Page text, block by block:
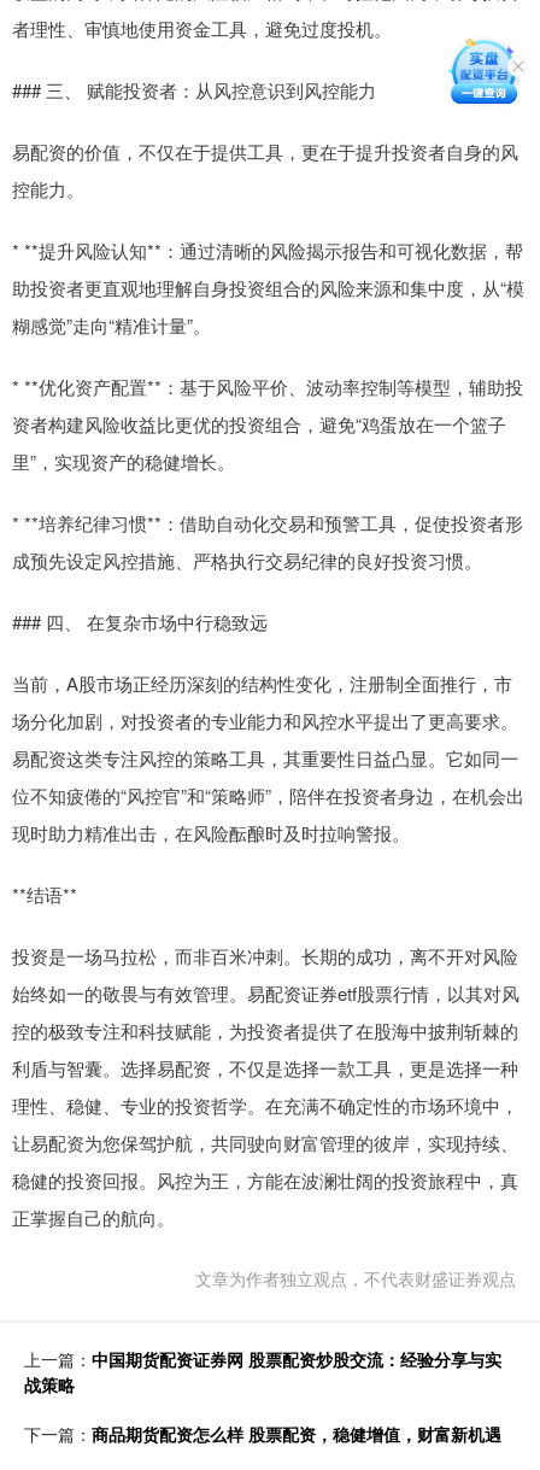
者理性、审慎地使用资金工具，避免过度投机。
### 三、 赋能投资者：从风控意识到风控能力
易配资的价值，不仅在于提供工具，更在于提升投资者自身的风
控能力。
* **提升风险认知**：通过清晰的风险揭示报告和可视化数据，帮
助投资者更直观地理解自身投资组合的风险来源和集中度，从“模
糊感觉”走向“精准计量”。
* **优化资产配置**：基于风险平价、波动率控制等模型，辅助投
资者构建风险收益比更优的投资组合，避免“鸡蛋放在一个篮子
里”，实现资产的稳健增长。
* **培养纪律习惯**：借助自动化交易和预警工具，促使投资者形
成预先设定风控措施、严格执行交易纪律的良好投资习惯。
### 四、 在复杂市场中行稳致远
当前，A股市场正经历深刻的结构性变化，注册制全面推行，市
场分化加剧，对投资者的专业能力和风控水平提出了更高要求。
易配资这类专注风控的策略工具，其重要性日益凸显。它如同一
位不知疲倦的“风控官”和“策略师”，陪伴在投资者身边，在机会出
现时助力精准出击，在风险酝酿时及时拉响警报。
**结语**
投资是一场马拉松，而非百米冲刺。长期的成功，离不开对风险
始终如一的敬畏与有效管理。易配资证券etf股票行情，以其对风
控的极致专注和科技赋能，为投资者提供了在股海中披荆斩棘的
利盾与智囊。选择易配资，不仅是选择一款工具，更是选择一种
理性、稳健、专业的投资哲学。在充满不确定性的市场环境中，
让易配资为您保驾护航，共同驶向财富管理的彼岸，实现持续、
稳健的投资回报。风控为王，方能在波澜壮阔的投资旅程中，真
正掌握自己的航向。
文章为作者独立观点，不代表财盛证券观点
上一篇： 中国期货配资证券网 股票配资炒股交流：经验分享与实
战策略
下一篇： 商品期货配资怎么样 股票配资，稳健增值，财富新机遇